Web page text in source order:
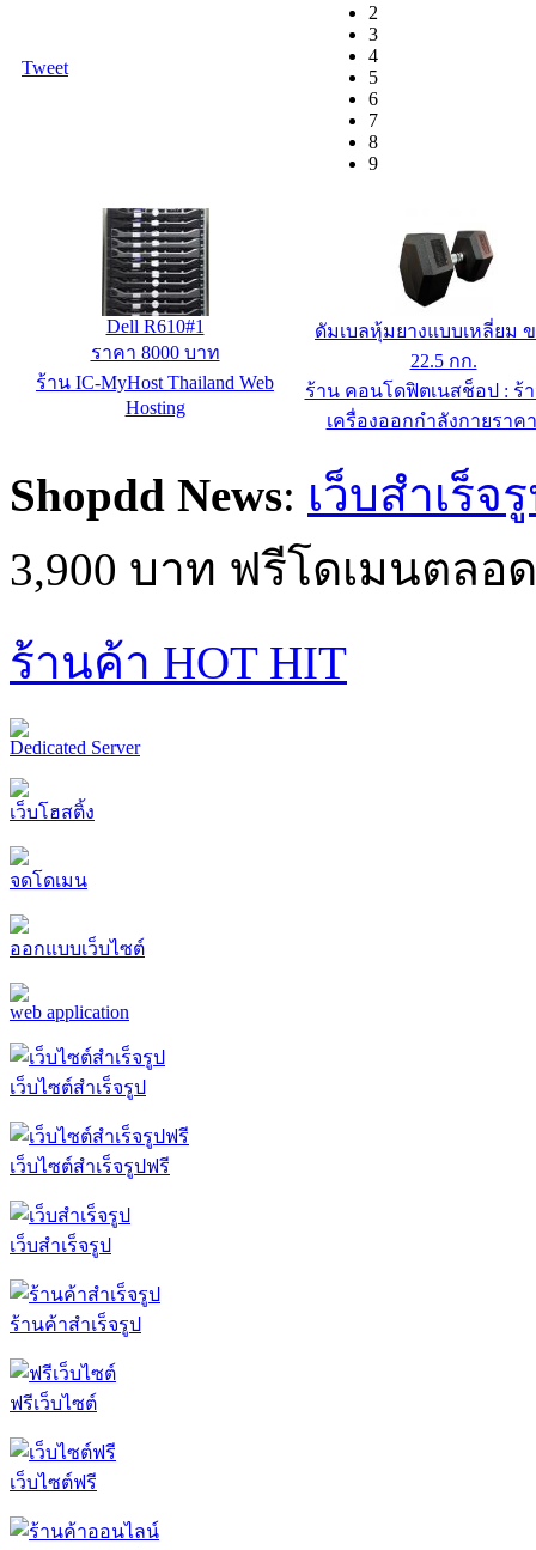
Tweet
2
3
4
5
6
7
8
9
Dell R610#1
ราคา 8000 บาท
ร้าน IC-MyHost Thailand Web
Hosting
ดัมเบลหุ้มยางแบบเหลี่ยม
22.5 กก.
ร้าน คอนโดฟิตเนสช็อป : ร้
เครื่องออกกำลังกายราค
Shopdd News: เว็บสำเร็จ
3,900 บาท ฟรีโดเมนตลอ
ร้านค้า HOT HIT
Dedicated Server
เว็บโฮสติ้ง
จดโดเมน
ออกแบบเว็บไซต์
web application
เว็บไซต์สำเร็จรูป
เว็บไซต์สำเร็จรูปฟรี
เว็บสำเร็จรูป
ร้านค้าสำเร็จรูป
ฟรีเว็บไซต์
เว็บไซต์ฟรี